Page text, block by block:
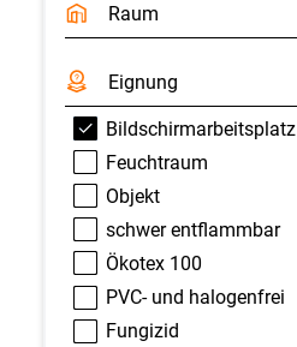
Raum
Eignung
Bildschirmarbeitsplatz
Feuchtraum
Objekt
schwer entflammbar
Ökotex 100
PVC- und halogenfrei
Fungizid